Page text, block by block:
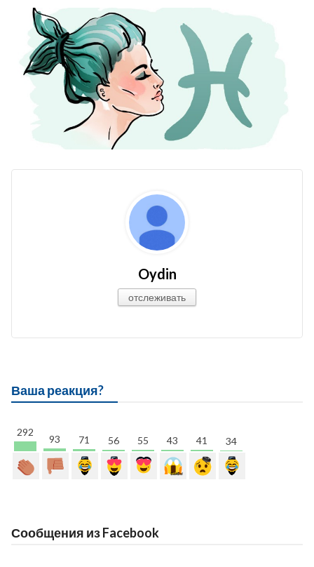
Oydin
отслеживать
Ваша реакция?
292
93 71 56 55 43 41 34
Сообщения из Facebook